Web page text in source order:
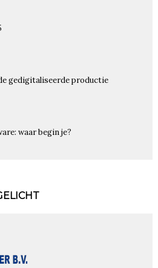
gedigitaliseerde productie
waar begin je?